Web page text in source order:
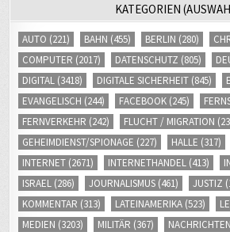
KATEGORIEN
AUTO (221) BAHN (455) BERLIN (280)
COMPUTER (2017) DATENSCHUTZ (805)
DIGITAL (3418) DIGITALE SICHERHEIT (845)
EVANGELISCH (244) FACEBOOK (245)
FERNVERKEHR (242) FLUCHT / MIGRATION
GEHEIMDIENST/SPIONAGE (227) HALLE (317)
INTERNET (2671) INTERNETHANDEL (413)
ISRAEL (286) JOURNALISMUS (461) JUSTIZ
KOMMENTAR (313) LATEINAMERIKA (523)
MEDIEN (3203) MILITÄR (367) NACHRICHTEN